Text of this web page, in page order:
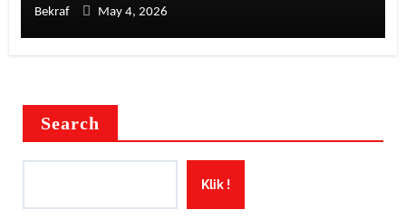
Bekraf May 4, 2026
Search
Klik !